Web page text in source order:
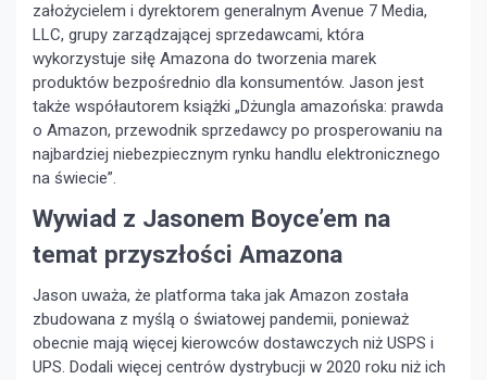
założycielem i dyrektorem generalnym Avenue 7 Media,
LLC, grupy zarządzającej sprzedawcami, która
wykorzystuje siłę Amazona do tworzenia marek
produktów bezpośrednio dla konsumentów. Jason jest
także współautorem książki „Dżungla amazońska: prawda
o Amazon, przewodnik sprzedawcy po prosperowaniu na
najbardziej niebezpiecznym rynku handlu elektronicznego
na świecie”.
Wywiad z Jasonem Boyce’em na
temat przyszłości Amazona
Jason uważa, że ​​platforma taka jak Amazon została
zbudowana z myślą o światowej pandemii, ponieważ
obecnie mają więcej kierowców dostawczych niż USPS i
UPS. Dodali więcej centrów dystrybucji w 2020 roku niż ich